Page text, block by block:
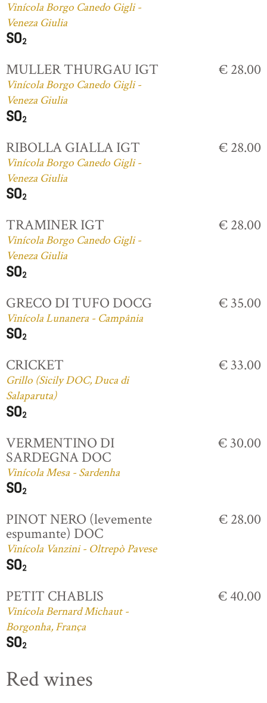
Vinícola Borgo Canedo Gigli -
Veneza Giulia
MULLER THURGAU IGT
Vinícola Borgo Canedo Gigli -
Veneza Giulia
€ 28.00
RIBOLLA GIALLA IGT
Vinícola Borgo Canedo Gigli -
Veneza Giulia
€ 28.00
TRAMINER IGT
Vinícola Borgo Canedo Gigli -
Veneza Giulia
€ 28.00
GRECO DI TUFO DOCG
Vinícola Lunanera - Campânia
€ 35.00
CRICKET
Grillo (Sicily DOC, Duca di
Salaparuta)
€ 33.00
VERMENTINO DI
SARDEGNA DOC
Vinícola Mesa - Sardenha
€ 30.00
PINOT NERO (levemente
espumante) DOC
Vinícola Vanzini - Oltrepò Pavese
€ 28.00
PETIT CHABLIS
Vinícola Bernard Michaut -
Borgonha, França
€ 40.00
Red wines